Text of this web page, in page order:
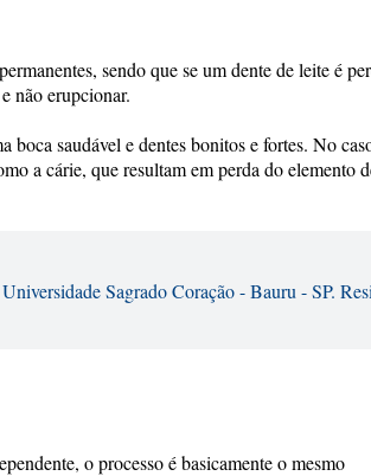
sendo que se um dente de leite é
não erupcionar.
boca saudável e dentes bonitos e fortes. No
a cárie, que resultam em perda do elemento
Sagrado Coração - Bauru - SP.
o processo é basicamente o mesmo